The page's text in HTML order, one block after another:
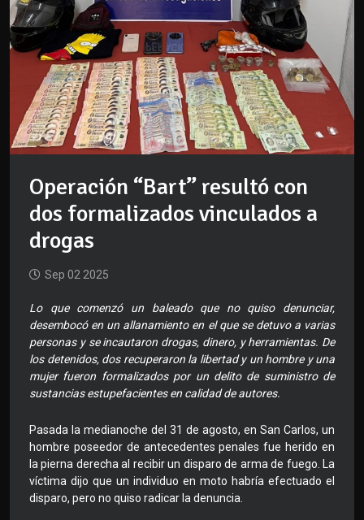
Operación “Bart” resultó con
dos formalizados vinculados a
drogas
Sep 02 2025
Lo que comenzó un baleado que no quiso denunciar,
desembocó en un allanamiento en el que se detuvo a varias
personas y se incautaron drogas, dinero, y herramientas. De
los detenidos, dos recuperaron la libertad y un hombre y una
mujer fueron formalizados por un delito de suministro de
sustancias estupefacientes en calidad de autores.
Pasada la medianoche del 31 de agosto, en San Carlos, un
hombre poseedor de antecedentes penales fue herido en
la pierna derecha al recibir un disparo de arma de fuego. La
víctima dijo que un individuo en moto habría efectuado el
disparo, pero no quiso radicar la denuncia.